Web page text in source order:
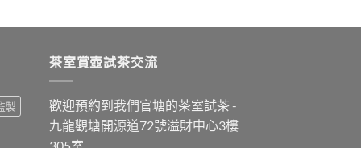
製
茶室賞壺試茶交流
歡迎預約到我們官塘的茶室試茶 -
九龍觀塘開源道72號溢財中心3樓